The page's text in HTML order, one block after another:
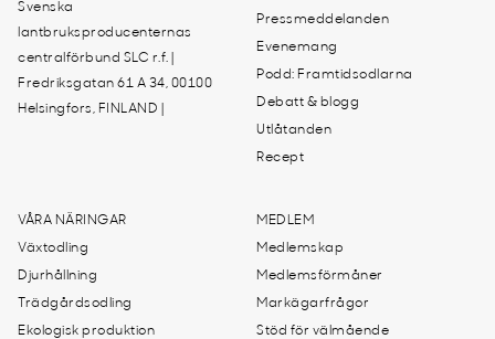
Svenska
lantbruksproducenternas
centralförbund SLC r.f. |
Fredriksgatan 61 A 34, 00100
Helsingfors, FINLAND |
Pressmeddelanden
Evenemang
Podd: Framtidsodlarna
Debatt & blogg
Utlåtanden
Recept
VÅRA NÄRINGAR
Växtodling
Djurhållning
Trädgårdsodling
Ekologisk produktion
MEDLEM
Medlemskap
Medlemsförmåner
Markägarfrågor
Stöd för välmående